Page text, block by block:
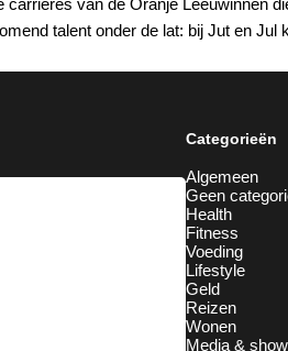
carrières van de Oranje Leeuwinnen
talent onder de lat: bij Jut en
Categorieën
Algemeen
Geen
Health
Fitness
Voeding
Lifestyle
Geld
Reizen
Wonen
Media &